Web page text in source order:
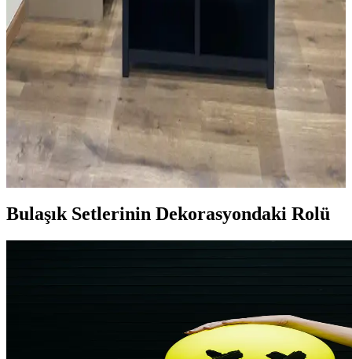
Siyah, gri ve beyaz granit tezgahlarla uyumlu dolap renkleri beyaz,
yumuşak yeşil ve koyu tonlar arasında değişir. Doğru boya ve
dekorasyonla mutfak estetik ve fonksiyonel hale gelir.
Küçük Mutfaklarda Tezgah Alanını Artırmaya
Yönelik Pratik Mobilya ve Düzenleme Çözümleri
Küçük mutfaklarda tezgah alanı yetersizliği, hareketli tezgahlar,
duvara monte raflar ve işlevsel dolaplarla aşılabilir. Doğru
düzenleme mutfak işlevselliğini artırır ve alanı verimli kullanmayı
sağlar.
Bulaşık Setlerinin Dekorasyondaki Rolü